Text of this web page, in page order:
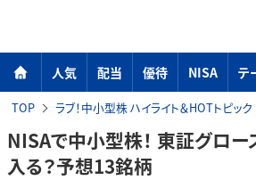
人気 配当 優待 NISA テ
TOP ラブ！中小型株 ハイライト＆HOTトピック
NISAで中小型株！ 東証グロ
入る？予想13銘柄